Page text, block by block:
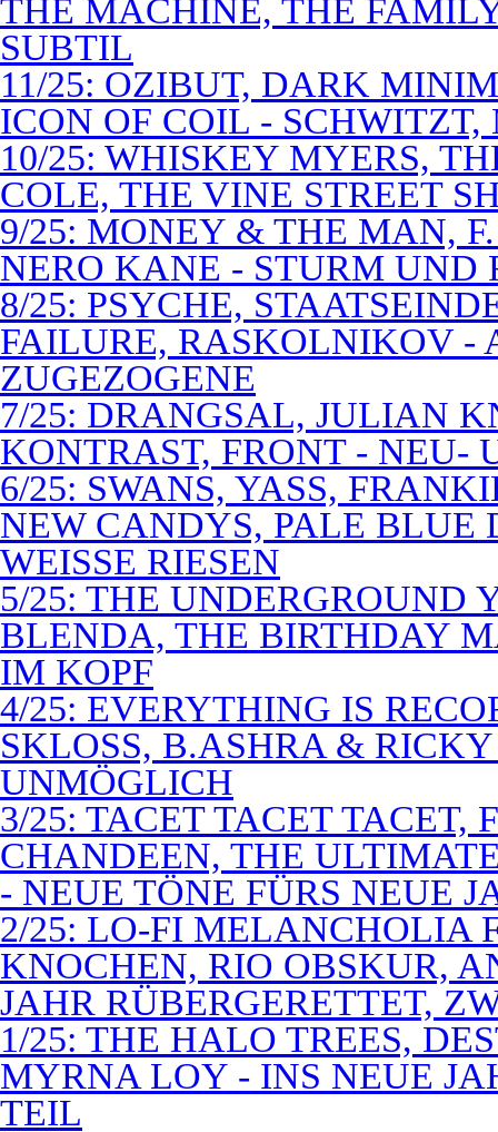
THE MACHINE, THE
SUBTIL
11/25: OZIBUT, DARK
ICON OF COIL -
10/25: WHISKEY MYERS,
COLE, THE VINE STREET
9/25: MONEY & THE MAN,
NERO KANE - STURM UND
8/25: PSYCHE,
FAILURE, RASKOLNIKOV -
ZUGEZOGENE
7/25: DRANGSAL, JULIAN
KONTRAST, FRONT - NEU-
6/25: SWANS, YASS,
NEW CANDYS, PALE BLUE
WEISSE RIESEN
5/25: THE UNDERGROUND
BLENDA, THE BIRTHDAY
IM KOPF
4/25: EVERYTHING IS
SKLOSS, B.ASHRA &
UNMÖGLICH
3/25: TACET TACET TACET,
CHANDEEN, THE
- NEUE TÖNE FÜRS NEUE
2/25: LO-FI MELANCHOLIA
KNOCHEN, RIO OBSKUR,
JAHR RÜBERGERETTET,
1/25: THE HALO TREES,
MYRNA LOY - INS NEUE
TEIL